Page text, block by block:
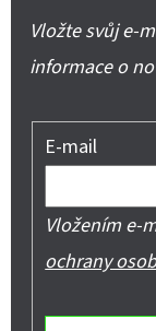
Vložte svůj e-
informace o
E-mail
Vložením e-
ochrany